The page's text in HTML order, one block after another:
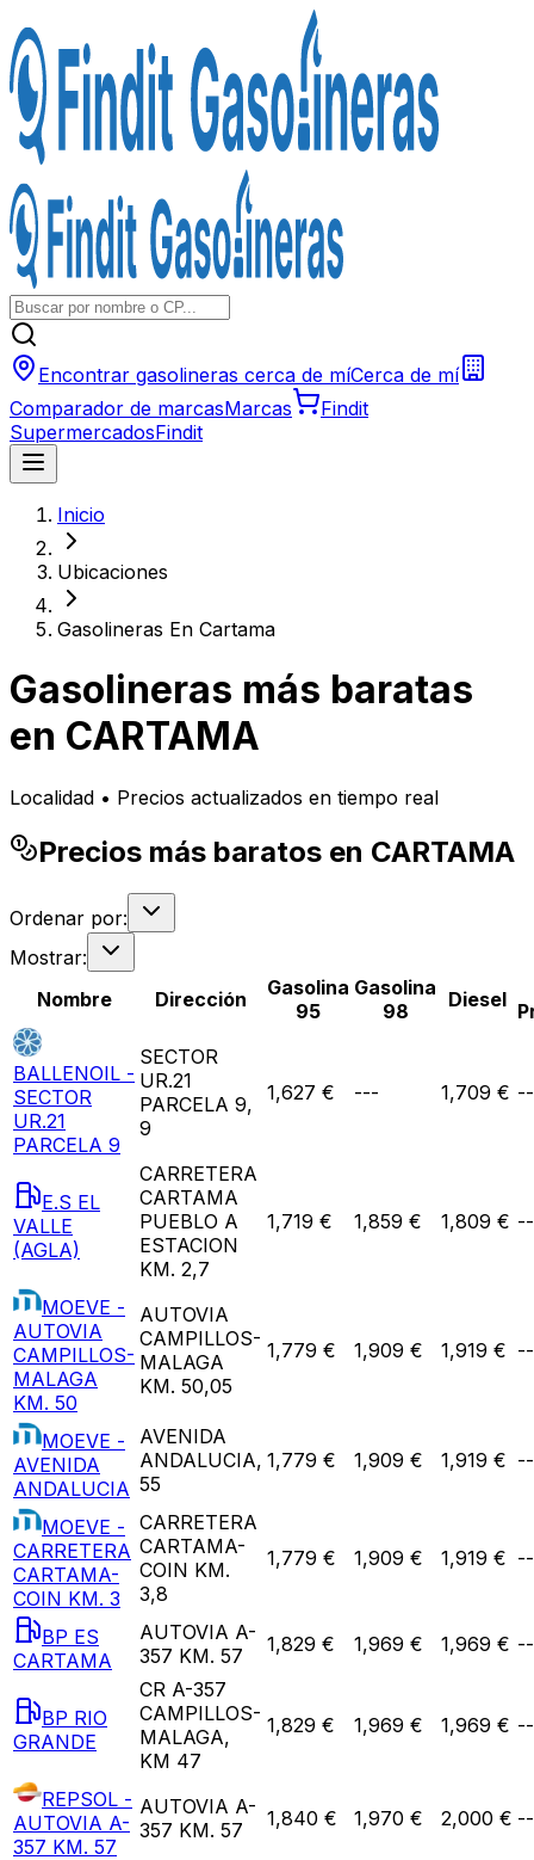
Encontrar gasolineras cerca de míCerca de mí
Comparador de marcasMarcas
Findit
SupermercadosFindit
Inicio
Ubicaciones
Gasolineras En Cartama
Gasolineras más baratas
en CARTAMA
Localidad • Precios actualizados en tiempo real
Precios más baratos en CARTAMA
Ordenar por:
Mostrar:
Nombre
Dirección
Gasolina
95
Gasolina
98
Diesel
BALLENOIL -
SECTOR
UR.21
PARCELA 9
SECTOR
UR.21
PARCELA 9,
9
1,627 € --- 1,709 €
E.S EL
VALLE
(AGLA)
CARRETERA
CARTAMA
PUEBLO A
ESTACION
KM. 2,7
1,719 € 1,859 € 1,809 €
MOEVE -
AUTOVIA
CAMPILLOS-
MALAGA
KM. 50
AUTOVIA
CAMPILLOS-
MALAGA
KM. 50,05
1,779 € 1,909 € 1,919 €
MOEVE -
AVENIDA
ANDALUCIA
AVENIDA
ANDALUCIA,
55
1,779 € 1,909 € 1,919 €
MOEVE -
CARRETERA
CARTAMA-
COIN KM. 3
CARRETERA
CARTAMA-
COIN KM.
3,8
1,779 € 1,909 € 1,919 €
BP ES
CARTAMA
AUTOVIA A-
357 KM. 57
1,829 € 1,969 € 1,969 €
BP RIO
GRANDE
CR A-357
CAMPILLOS-
MALAGA,
KM 47
1,829 € 1,969 € 1,969 €
REPSOL -
AUTOVIA A-
357 KM. 57
AUTOVIA A-
357 KM. 57
1,840 € 1,970 € 2,000 €